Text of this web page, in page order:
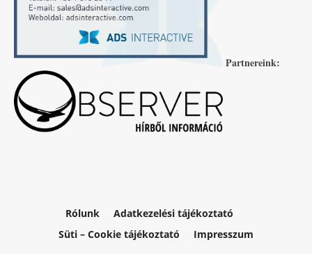
Partnereink:
Rólunk
Adatkezelési tájékoztató
Süti – Cookie tájékoztató
Impresszum